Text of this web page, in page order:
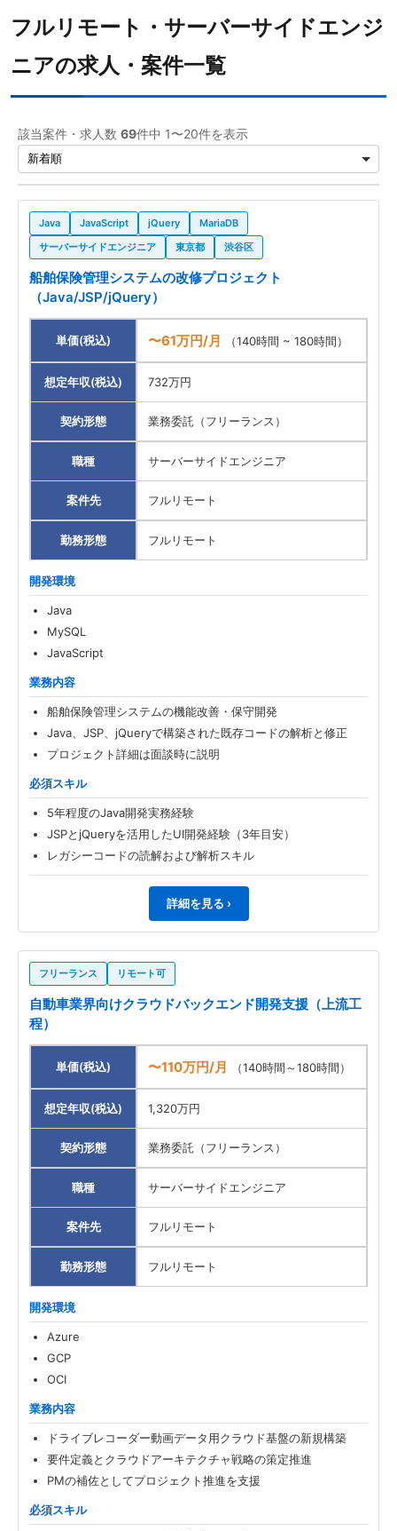
フルリモート・サーバーサイドエンジ
ニアの求人・案件一覧
該当案件・求人数 69件中 1〜20件を表示
Java JavaScript jQuery
MariaDB
サーバーサイドエンジニア
東京都 渋谷区
船舶保険管理システムの改修プロジェクト
（Java/JSP/jQuery）
単価(税込) 〜61万円/月 （140時間 ~ 180時間）
想定年収(税込) 732万円
契約形態 業務委託（フリーランス）
職種 サーバーサイドエンジニア
案件先 フルリモート
勤務形態 フルリモート
開発環境
Java
MySQL
JavaScript
業務内容
船舶保険管理システムの機能改善・保守開発
Java、JSP、jQueryで構築された既存コードの解析と修正
プロジェクト詳細は面談時に説明
必須スキル
5年程度のJava開発実務経験
JSPとjQueryを活用したUI開発経験（3年目安）
レガシーコードの読解および解析スキル
詳細を見る ›
フリーランス リモート可
自動車業界向けクラウドバックエンド開発支援（上流工
程）
単価(税込) 〜110万円/月 （140時間～180時間）
想定年収(税込) 1,320万円
契約形態 業務委託（フリーランス）
職種 サーバーサイドエンジニア
案件先 フルリモート
勤務形態 フルリモート
開発環境
Azure
GCP
OCI
業務内容
ドライブレコーダー動画データ用クラウド基盤の新規構築
要件定義とクラウドアーキテクチャ戦略の策定推進
PMの補佐としてプロジェクト推進を支援
必須スキル